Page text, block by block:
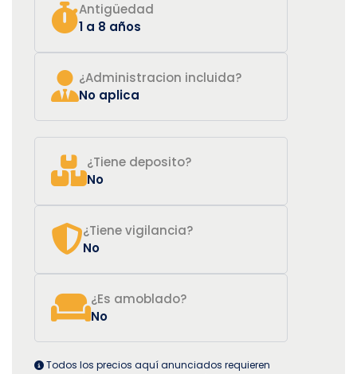
Antigüedad
1 a 8 años
¿Administracion incluida?
No aplica
¿Tiene deposito?
No
¿Tiene vigilancia?
No
¿Es amoblado?
No
Todos los precios aquí anunciados requieren